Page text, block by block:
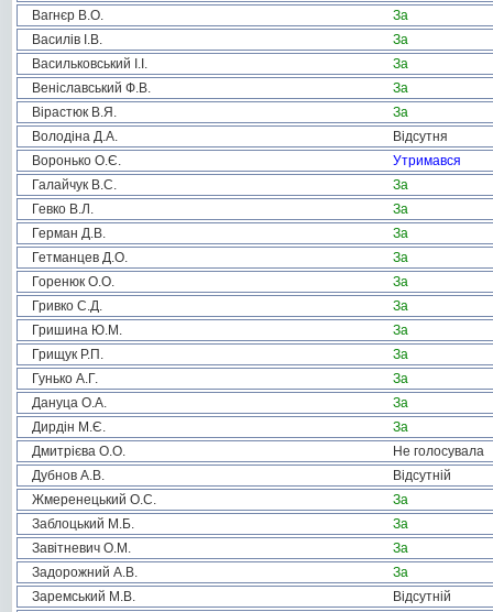
Вагнєр В.О.
За
Василів І.В.
За
Васильковський І.І.
За
Веніславський Ф.В.
За
Вірастюк В.Я.
За
Володіна Д.А.
Відсутня
Воронько О.Є.
Утримався
Галайчук В.С.
За
Гевко В.Л.
За
Герман Д.В.
За
Гетманцев Д.О.
За
Горенюк О.О.
За
Гривко С.Д.
За
Гришина Ю.М.
За
Грищук Р.П.
За
Гунько А.Г.
За
Дануца О.А.
За
Дирдін М.Є.
За
Дмитрієва О.О.
Не голосувала
Дубнов А.В.
Відсутній
Жмеренецький О.С.
За
Заблоцький М.Б.
За
Завітневич О.М.
За
Задорожний А.В.
За
Заремський М.В.
Відсутній